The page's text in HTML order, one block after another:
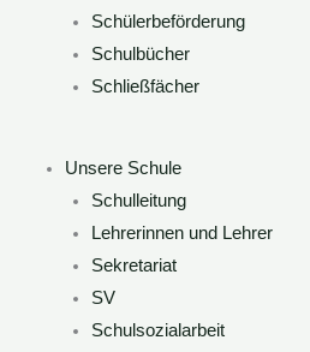
Schülerbeförderung
Schulbücher
Schließfächer
Unsere Schule
Schulleitung
Lehrerinnen und Lehrer
Sekretariat
SV
Schulsozialarbeit